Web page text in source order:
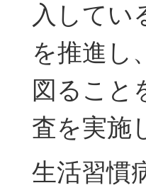
入してい
を推進し
図ること
査を実施
生活習慣